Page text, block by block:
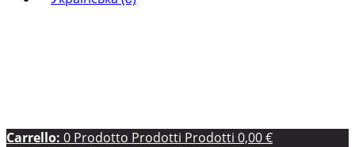
Carrello: 0 Prodotto Prodotti Prodotti 0,00 €